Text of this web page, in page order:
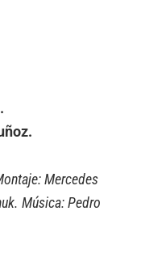
Mercedes
Música: Pedro